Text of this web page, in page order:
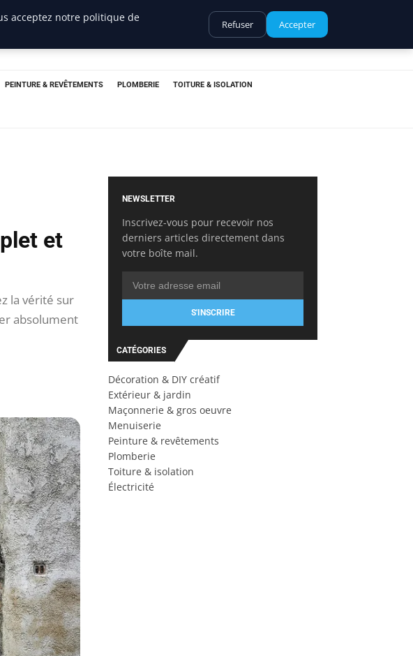
PEINTURE & REVÊTEMENTS PLOMBERIE TOITURE & ISOLATION
et
la vérité sur
absolument
NEWSLETTER
Inscrivez-vous pour recevoir nos
derniers articles directement dans
votre boîte mail.
S'INSCRIRE
CATÉGORIES
Décoration & DIY créatif
Extérieur & jardin
Maçonnerie & gros oeuvre
Menuiserie
Peinture & revêtements
Plomberie
Toiture & isolation
Électricité
acceptez notre politique de
Refuser Accepter